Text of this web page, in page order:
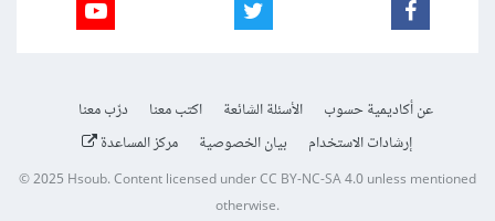
عن أكاديمية حسوب الأسئلة الشائعة اكتب معنا
درّب معنا
إرشادات الاستخدام
بيان الخصوصية مركز المساعدة
© 2025Hsoub.Content licensed underCC BY-NC-SA 4.0unless mentioned
otherwise.